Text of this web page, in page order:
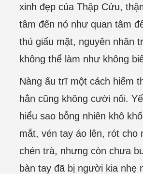
xinh đẹp của Thập Cửu,
tâm đến nó như quan tâm
thủ giấu mặt, nguyên nhân
không thể làm như không
Nàng ấu trĩ một cách hiếm
hắn cũng không cười nổi.
hiểu sao bỗng nhiên khô
mắt, vén tay áo lên, rót cho
chén trà, nhưng còn chưa
bàn tay đã bị người kia nhẹ